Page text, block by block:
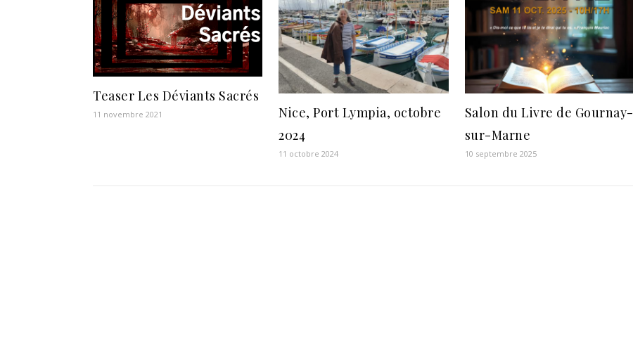
Teaser Les Déviants Sacrés
11 novembre 2021
Nice, Port Lympia, octobre
2024
11 octobre 2024
Salon du Livre de Gournay-
sur-Marne
10 septembre 2025